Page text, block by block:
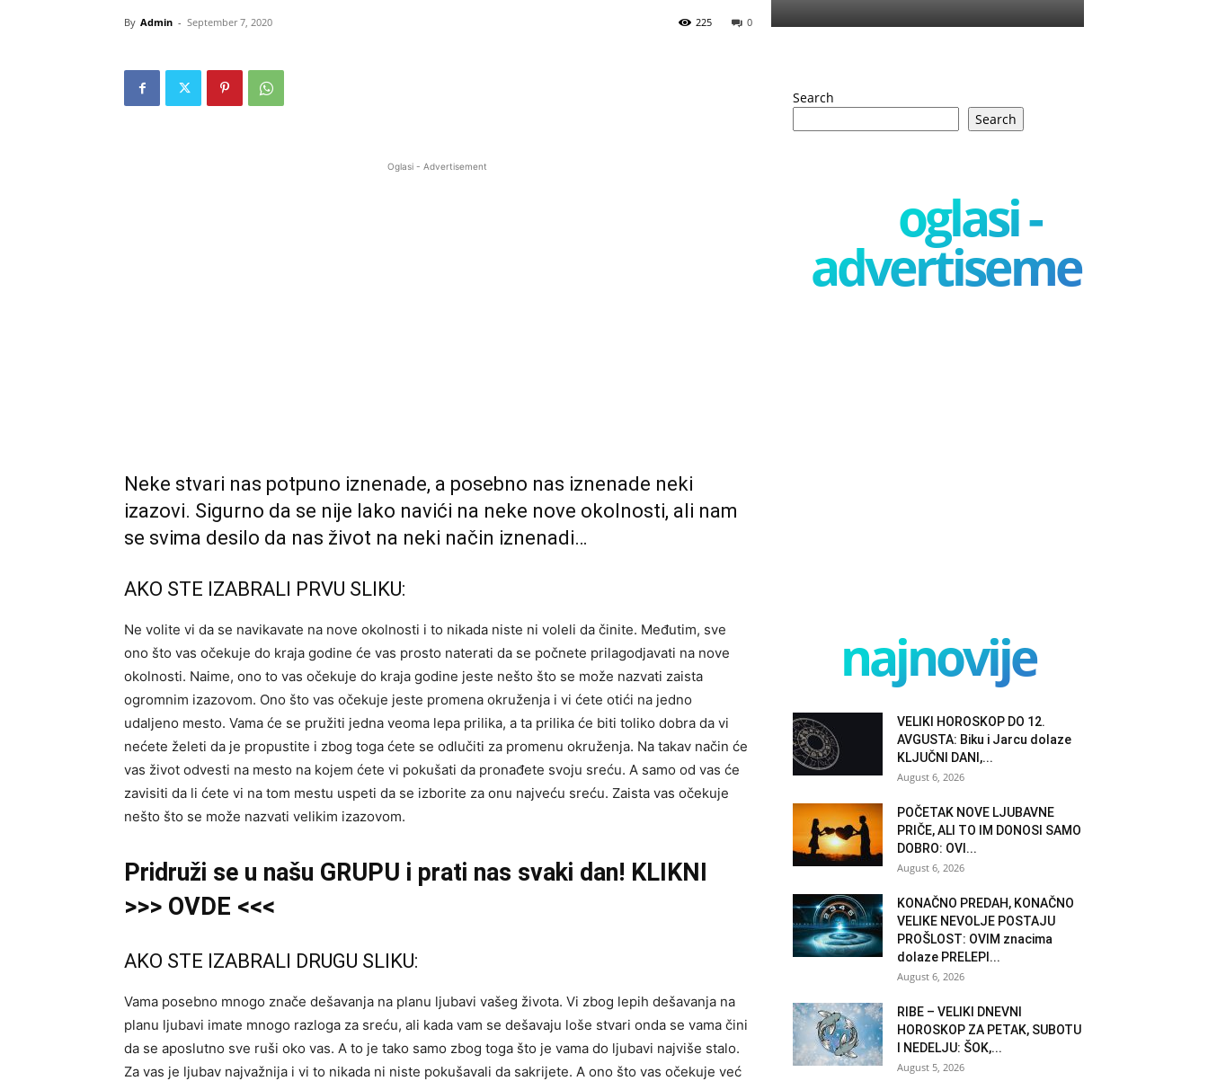
By Admin - September 7, 2020 0
225
Oglasi - Advertisement
Neke stvari nas potpuno iznenade, a posebno nas iznenade neki
izazovi. Sigurno da se nije lako navići na neke nove okolnosti, ali nam
se svima desilo da nas život na neki način iznenadi…
AKO STE IZABRALI PRVU SLIKU:
Ne volite vi da se navikavate na nove okolnosti i to nikada niste ni voleli da činite. Međutim, sve
ono što vas očekuje do kraja godine će vas prosto naterati da se počnete prilagodjavati na nove
okolnosti. Naime, ono to vas očekuje do kraja godine jeste nešto što se može nazvati zaista
ogromnim izazovom. Ono što vas očekuje jeste promena okruženja i vi ćete otići na jedno
udaljeno mesto. Vama će se pružiti jedna veoma lepa prilika, a ta prilika će biti toliko dobra da vi
nećete želeti da je propustite i zbog toga ćete se odlučiti za promenu okruženja. Na takav način će
vas život odvesti na mesto na kojem ćete vi pokušati da pronađete svoju sreću. A samo od vas će
zavisiti da li ćete vi na tom mestu uspeti da se izborite za onu najveću sreću. Zaista vas očekuje
nešto što se može nazvati velikim izazovom.
Pridruži se u našu GRUPU i prati nas svaki dan! KLIKNI
>>> OVDE <<<
AKO STE IZABRALI DRUGU SLIKU:
Vama posebno mnogo znače dešavanja na planu ljubavi vašeg života. Vi zbog lepih dešavanja na
planu ljubavi imate mnogo razloga za sreću, ali kada vam se dešavaju loše stvari onda se vama čini
da se aposlutno sve ruši oko vas. A to je tako samo zbog toga što je vama do ljubavi najviše stalo.
Za vas je ljubav najvažnija i vi to nikada ni niste pokušavali da sakrijete. A ono što vas očekuje već
Search
Search
oglasi -
advertisement
najnovije
VELIKI HOROSKOP DO 12.
AVGUSTA: Biku i Jarcu dolaze
KLJUČNI DANI,...
August 6, 2026
POČETAK NOVE LJUBAVNE
PRIČE, ALI TO IM DONOSI SAMO
DOBRO: OVI...
August 6, 2026
KONAČNO PREDAH, KONAČNO
VELIKE NEVOLJE POSTAJU
PROŠLOST: OVIM znacima
dolaze PRELEPI...
August 6, 2026
RIBE – VELIKI DNEVNI
HOROSKOP ZA PETAK, SUBOTU
I NEDELJU: ŠOK,...
August 5, 2026